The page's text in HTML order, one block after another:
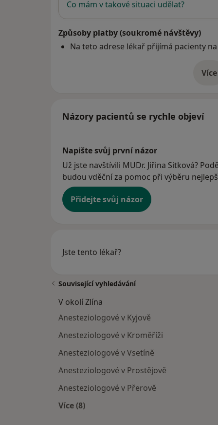
Co mám v takové situaci udělat?
Způsoby platby (soukromé návštěvy)
Na teto adrese lékař přijímá pacienty
Více
o
Názory pacientů se rychle objeví
Napište svůj první názor
Už jste navštívili MUDr. Jiřina Sitková?
budou vděční za pomoc při výběru
Přidejte svůj názor
Jste tento lékař?
Související vyhledávání
V okolí Zlína
Anesteziologové v Kyjově
Anesteziologové v Kroměříži
Anesteziologové v Vsetíně
Anesteziologové v Prostějově
Anesteziologové v Přerově
Více (8)